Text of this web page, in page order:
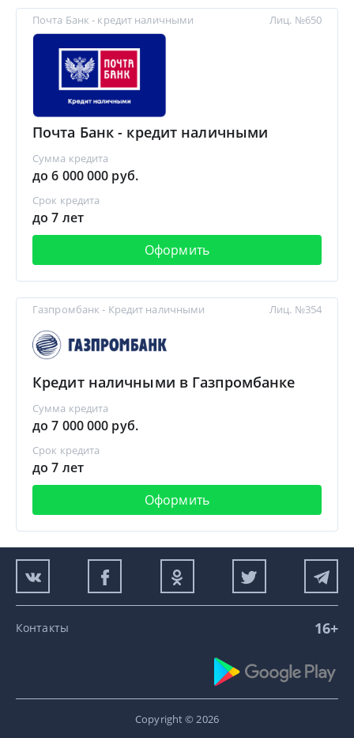
Почта Банк - кредит наличными
Почта Банк - кредит наличными
Сумма кредита
до 6 000 000 руб.
Срок кредита
до 7 лет
Оформить
Лиц. №650
Газпромбанк - Кредит наличными
Кредит наличными в Газпромбанке
Сумма кредита
до 7 000 000 руб.
Срок кредита
до 7 лет
Оформить
Лиц. №354
Контакты 16+
Copyright © 2026